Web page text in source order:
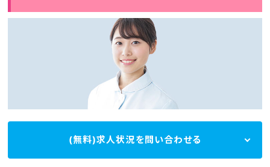
(無料)求人状況を問い合わせる